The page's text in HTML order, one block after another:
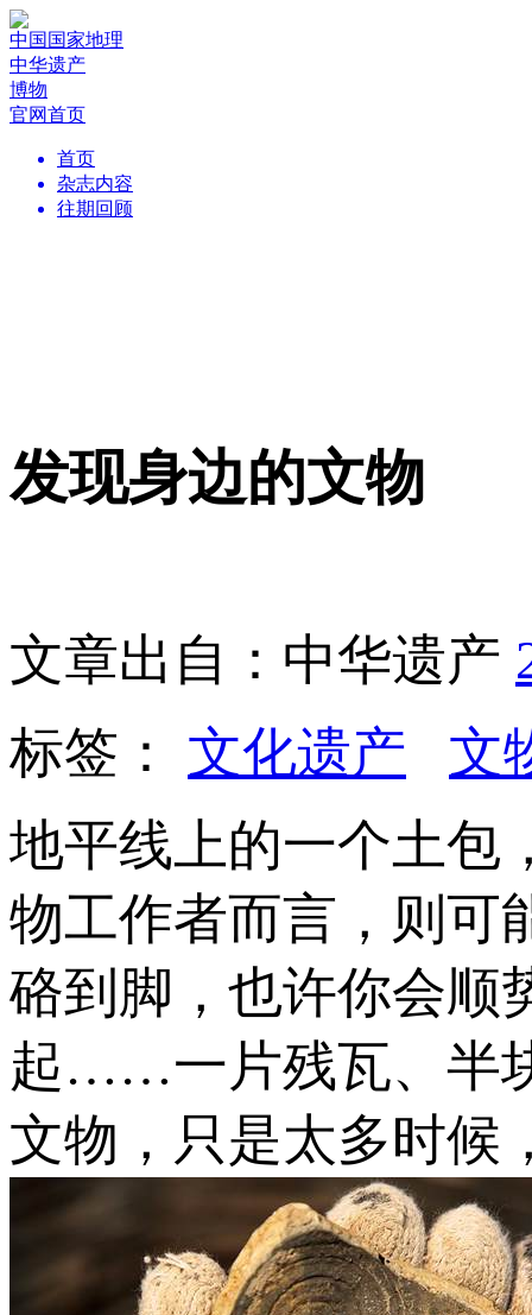
中国国家地理
中华遗产
博物
官网首页
首页
杂志内容
往期回顾
发现身边的文物
文章出自：中华遗产
标签： 文化遗产
文
地平线上的一个土包
物工作者而言，则可
硌到脚，也许你会顺
起……一片残瓦、半
文物，只是太多时候